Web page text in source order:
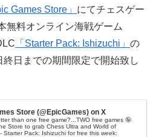
Games Store」 にてチェスゲー
無料オンライン海戦ゲーム
「Starter Pack: Ishizuchi」 の
日までの期間限定で開始致し
Store (@EpicGames) on X
than one free game?...TWO free games 🤪
Store to grab Chess Ultra and World of
Starter Pack: Ishizuchi for free this week: